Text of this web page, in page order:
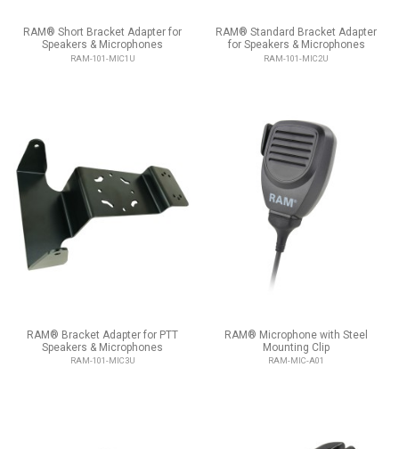
RAM® Short Bracket Adapter for
Speakers & Microphones
RAM-101-MIC1U
RAM® Standard Bracket Adapter
for Speakers & Microphones
RAM-101-MIC2U
RAM® Bracket Adapter for PTT
Speakers & Microphones
RAM-101-MIC3U
RAM® Microphone with Steel
Mounting Clip
RAM-MIC-A01